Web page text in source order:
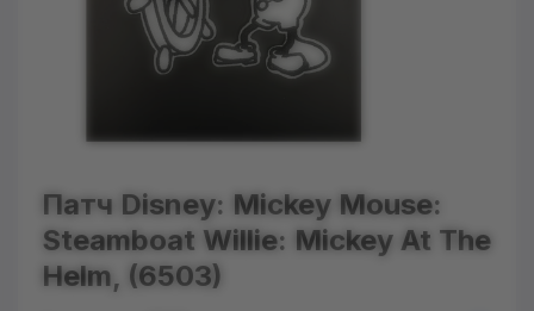
Патч Disney: Mickey Mouse:
Steamboat Willie: Mickey At The
Helm, (6503)